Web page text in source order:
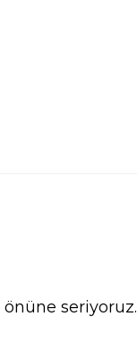
seriyoruz.